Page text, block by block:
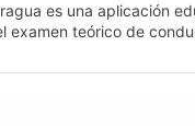
es una aplicación
examen teórico de